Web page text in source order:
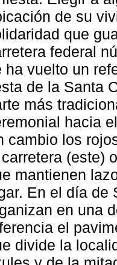
de su
que
federal
ha vuelto un
de la Santa
más
hacia
cambio los
(este)
mantienen
En el día de
en una
el
divide la